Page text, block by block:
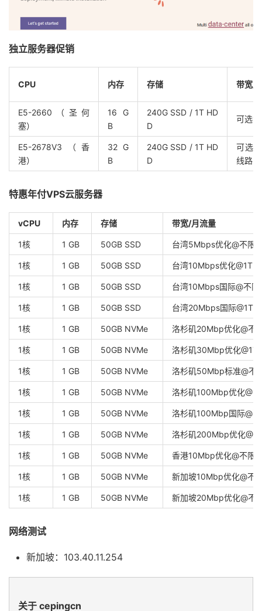
独立服务器促销
CPU 内存 存储 带宽/
E5-2660（圣何
塞）
16 G
B
240G SSD / 1T HD
D
可选
E5-2678V3（香
港）
32 G
B
240G SSD / 1T HD
D
可选
线路
特惠年付VPS云服务器
vCPU 内存 存储 带宽/月流量
1核 1 GB 50GB SSD 台湾5Mbps优化@不限
1核 1 GB 50GB SSD 台湾10Mbps优化@1TB
1核 1 GB 50GB SSD 台湾10Mbps国际@不限
1核 1 GB 50GB SSD 台湾20Mbps国际@1TB
1核 1 GB 50GB NVMe 洛杉矶20Mbp优化@不
1核 1 GB 50GB NVMe 洛杉矶30Mbp优化
1核 1 GB 50GB NVMe 洛杉矶50Mbp标准@不
1核 1 GB 50GB NVMe 洛杉矶100Mbp优化
1核 1 GB 50GB NVMe 洛杉矶100Mbp国际@
1核 1 GB 50GB NVMe 洛杉矶200Mbp优化
1核 1 GB 50GB NVMe 香港10Mbp优化@不限
1核 1 GB 50GB NVMe 新加坡10Mbp优化@不
1核 1 GB 50GB NVMe 新加坡20Mbp优化@不
网络测试
新加坡：103.40.11.254
关于 cepingcn